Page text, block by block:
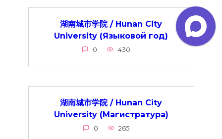
湖南城市学院 / Hunan City
University (Языковой год)
0 430
湖南城市学院 / Hunan City
University (Магистратура)
0 265